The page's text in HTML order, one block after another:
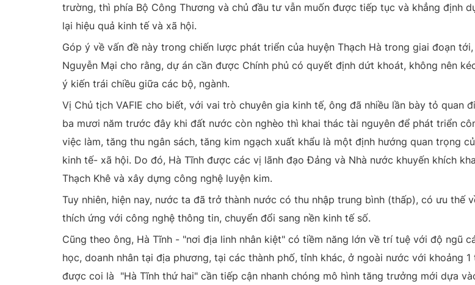
trường, thì phía Bộ Công Thương và chủ đầu tư vẫn muốn được tiếp tục và khẳng định
lại hiệu quả kinh tế và xã hội.
Góp ý về vấn đề này trong chiến lược phát triển của huyện Thạch Hà trong giai đoạn tới,
Nguyễn Mại cho rằng, dự án cần được Chính phủ có quyết định dứt khoát, không nên
ý kiến trái chiều giữa các bộ, ngành.
Vị Chủ tịch VAFIE cho biết, với vai trò chuyên gia kinh tế, ông đã nhiều lần bày tỏ quan
ba mươi năm trước đây khi đất nước còn nghèo thì khai thác tài nguyên để phát triển
việc làm, tăng thu ngân sách, tăng kim ngạch xuất khẩu là một định hướng quan trọng
kinh tế- xã hội. Do đó, Hà Tĩnh được các vị lãnh đạo Đảng và Nhà nước khuyến khích
Thạch Khê và xây dựng công nghệ luyện kim.
Tuy nhiên, hiện nay, nước ta đã trở thành nước có thu nhập trung bình (thấp), có ưu thế
thích ứng với công nghệ thông tin, chuyển đổi sang nền kinh tế số.
Cũng theo ông, Hà Tĩnh - "nơi địa linh nhân kiệt" có tiềm năng lớn về trí tuệ với độ ngũ
học, doanh nhân tại địa phương, tại các thành phố, tỉnh khác, ở ngoài nước với khoảng 1
được coi là "Hà Tĩnh thứ hai" cần tiếp cận nhanh chóng mô hình tăng trưởng mới dựa